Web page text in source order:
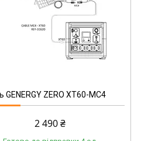
GENERGY ZERO XT60-MC4
2 490 ₴